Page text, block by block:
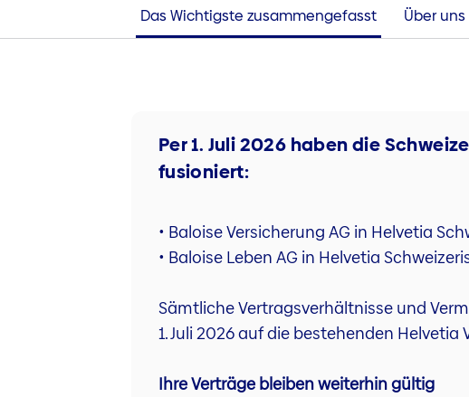
Das Wichtigste zusammengefasst Über
Per 1. Juli 2026 haben die
fusioniert:
• Baloise Versicherung AG in Helvetia
• Baloise Leben AG in Helvetia
Sämtliche Vertragsverhältnisse und
1. Juli 2026 auf die bestehenden
Ihre Verträge bleiben weiterhin gültig